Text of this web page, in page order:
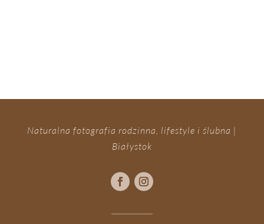
Naturalna fotografia rodzinna, lifestyle i ślubna |
Białystok